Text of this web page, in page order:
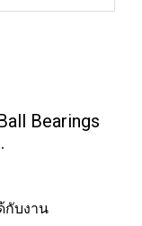
Bearings
กับงาน